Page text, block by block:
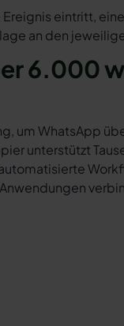
eintritt,
an den
6.000
um WhatsApp
unterstützt